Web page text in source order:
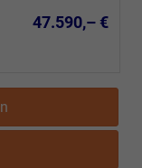
47.590,– €